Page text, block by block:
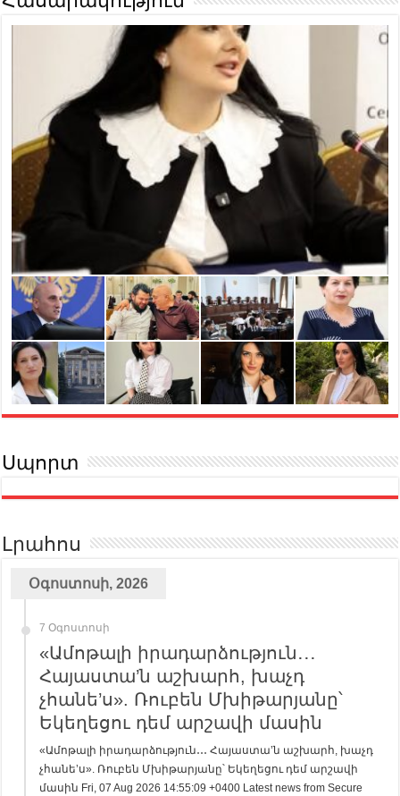
Սպորտ
Լրահոս
Օգոստոսի, 2026
7 Օգոստոսի
«Ամոթալի իրադարձություն․․․
Հայաստա’ն աշխարհ, խաչդ
չհանե’ս». Ռուբեն Մխիթարյանը՝
Եկեղեցու դեմ արշավի մասին
«Ամոթալի իրադարձություն․․․ Հայաստա’ն աշխարհ, խաչդ
չհանե’ս». Ռուբեն Մխիթարյանը՝ Եկեղեցու դեմ արշավի
մասին Fri, 07 Aug 2026 14:55:09 +0400 Latest news from Secure